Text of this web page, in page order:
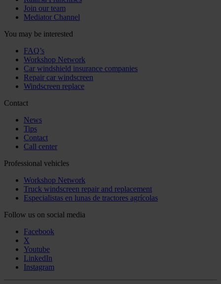
Join our team
Mediator Channel
You may be interested
FAQ’s
Workshop Network
Car windshield insurance companies
Repair car windscreen
Windscreen replace
Contact
News
Tips
Contact
Call center
Professional vehicles
Workshop Network
Truck windscreen repair and replacement
Especialistas en lunas de tractores agrícolas
Follow us on social media
Facebook
X
Youtube
LinkedIn
Instagram